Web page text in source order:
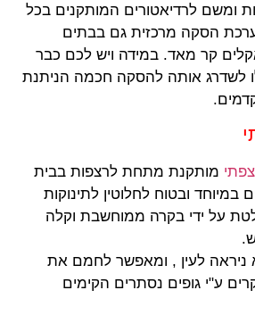
ומשם לרדיאטורים המותקנים בכל
הסקה מרכזית גם בבתים
קר מאד. במידה ויש לכם כבר
לשדרג אותה להסקה חכמה הניתנת
מותקנת מתחת לרצפות בבית
ובטוח לחלוטין לתינוקות
על ידי בקרה ממוחשבת וקלה
ניראה לעין , ומאפשר לחמם את
ע"י גופים נסתרים הקימים